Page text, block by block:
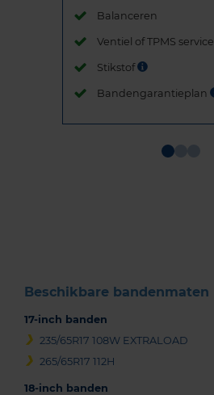
Balanceren
Ventiel of TPMS service
Stikstof
Bandengarantieplan
Beschikbare bandenmaten
17-inch banden
235/65R17 108W EXTRALOAD
265/65R17 112H
18-inch banden